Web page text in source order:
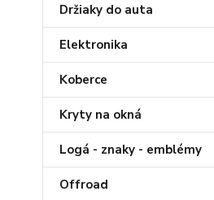
Držiaky do auta
Elektronika
Koberce
Kryty na okná
Logá - znaky - emblémy
Offroad